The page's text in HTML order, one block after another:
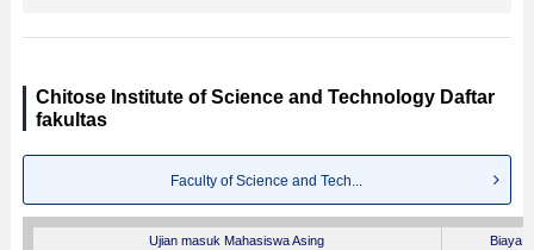
Chitose Institute of Science and Technology Daftar
fakultas
Faculty of Science and Tech...
Ujian masuk Mahasiswa Asing Biaya